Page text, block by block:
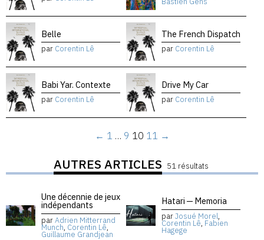
Belle
par Corentin Lê
The French Dispatch
par Corentin Lê
Babi Yar. Contexte
par Corentin Lê
Drive My Car
par Corentin Lê
← 1 … 9 10 11 →
AUTRES ARTICLES 51 résultats
Une décennie de jeux
indépendants
parAdrien Mitterrand
Munch, Corentin Lê,
Guillaume Grandjean
Hatari — Memoria
parJosué Morel,
Corentin Lê, Fabien
Hagege